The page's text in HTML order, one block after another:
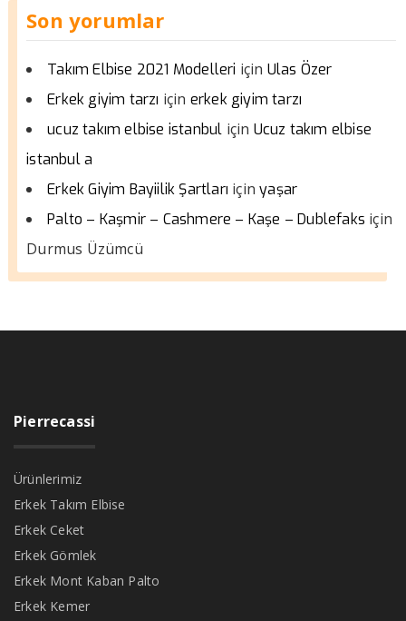
Son yorumlar
Takım Elbise 2021 Modelleri için Ulas Özer
Erkek giyim tarzı için erkek giyim tarzı
ucuz takım elbise istanbul için Ucuz takım elbise
istanbul a
Erkek Giyim Bayiilik Şartları içinyaşar
Palto – Kaşmir – Cashmere – Kaşe – Dublefaks için
Durmus Üzümcü
Pierrecassi
Ürünlerimiz
Erkek Takım Elbise
Erkek Ceket
Erkek Gömlek
Erkek Mont Kaban Palto
Erkek Kemer